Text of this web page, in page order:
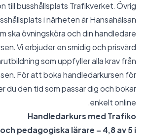
till busshållsplats Trafikverket. Övrig
i närheten är Hansahälsan.
ska övningsköra och din handledare
Vi erbjuder en smidig och prisvärd
som uppfyller alla krav från
För att boka handledarkursen för
du den tid som passar dig och bokar
enkelt online.
Handledarkurs med Trafiko
pedagogiska lärare – 4,8 av 5 i